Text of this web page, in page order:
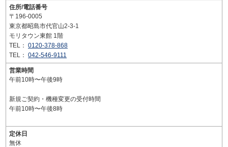
住所/電話番号
〒196-0005
東京都昭島市代官山2-3-1
モリタウン東館 1階
TEL： 0120-378-868
TEL： 042-546-9111
営業時間
午前10時〜午後9時
新規ご契約・機種変更の受付時間
午前10時〜午後8時
定休日
無休